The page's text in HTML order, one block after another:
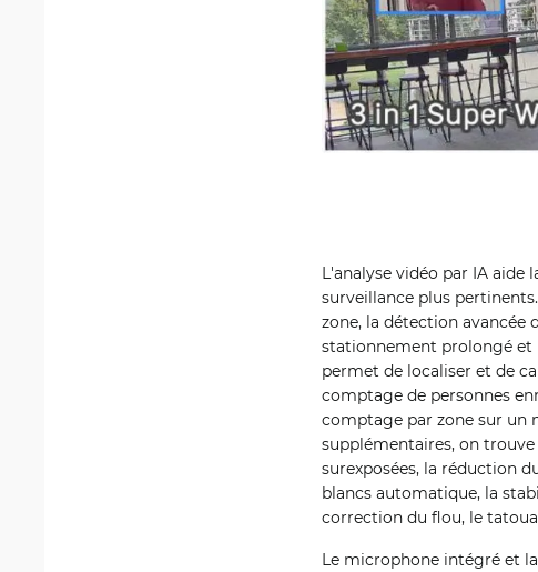
L'analyse vidéo par IA
surveillance plus
zone, la détection avancée
stationnement prolongé et
permet de localiser et de
comptage de personnes
comptage par zone sur un
supplémentaires, on
surexposées, la réduction
blancs automatique, la
correction du flou, le
Le microphone intégré et